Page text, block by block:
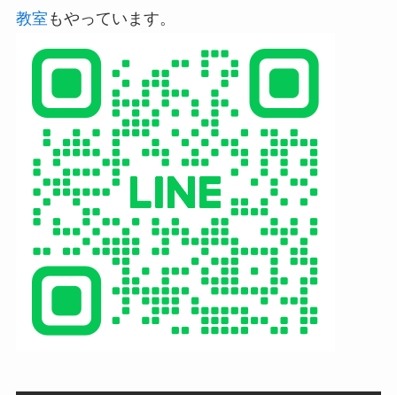
教室 もやっています。